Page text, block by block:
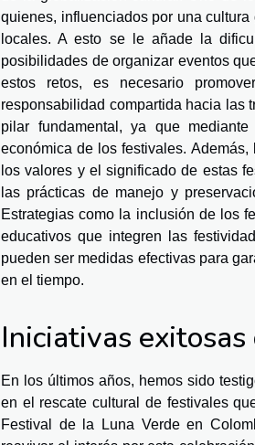
quienes, influenciados por una
locales. A esto se le añade la
posibilidades de organizar eventos
estos retos, es necesario
responsabilidad compartida hacia las
pilar fundamental, ya que
económica de los festivales.
los valores y el significado de estas
las prácticas de manejo y
Estrategias como la inclusión de los
educativos que integren las
pueden ser medidas efectivas para
en el tiempo.
Iniciativas
En los últimos años, hemos sido
en el rescate cultural de festivales
Festival de la Luna Verde en